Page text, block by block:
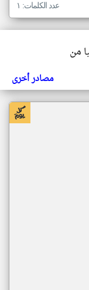
عدد الكلمات: ١
من
مصادر أخرى